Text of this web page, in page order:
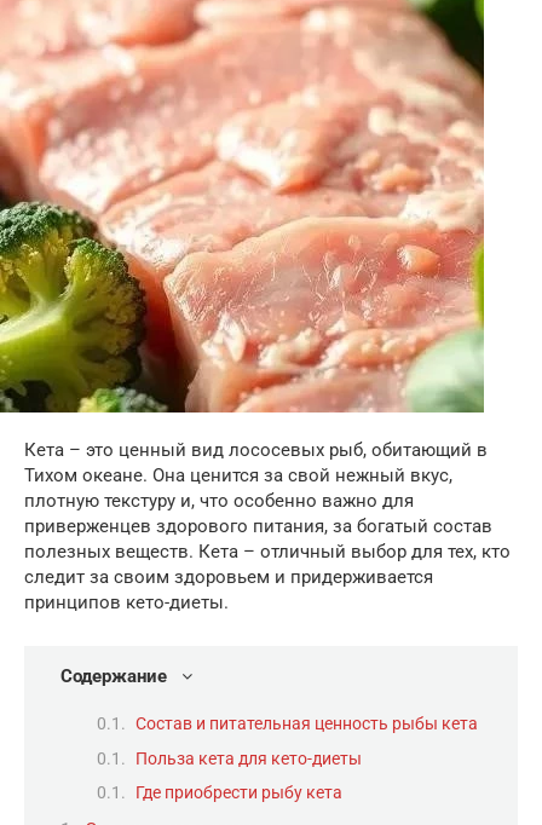
Кета – это ценный вид лососевых рыб, обитающий в
Тихом океане. Она ценится за свой нежный вкус,
плотную текстуру и, что особенно важно для
приверженцев здорового питания, за богатый состав
полезных веществ. Кета – отличный выбор для тех, кто
следит за своим здоровьем и придерживается
принципов кето-диеты.
Содержание
Состав и питательная ценность рыбы кета
Польза кета для кето-диеты
Где приобрести рыбу кета